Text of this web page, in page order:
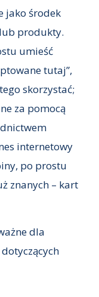
jako środek
lub produkty.
umieść
tutaj”,
skorzystać;
za pomocą
internetowy
po prostu
znanych – kart
dla